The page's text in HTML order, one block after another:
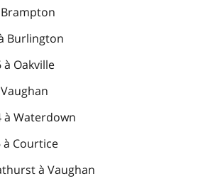
Burlington
à Oakville
à Waterdown
à Courtice
à Vaughan